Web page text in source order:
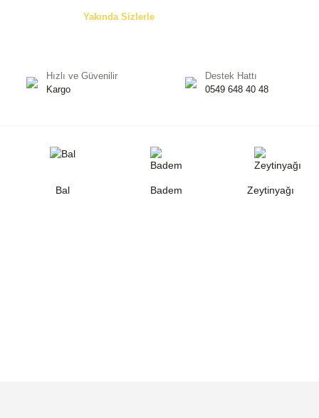
Yakında Sizlerle
Hızlı ve Güvenilir
Kargo
Destek Hattı
0549 648 40 48
Bal Badem Zeytinyağı